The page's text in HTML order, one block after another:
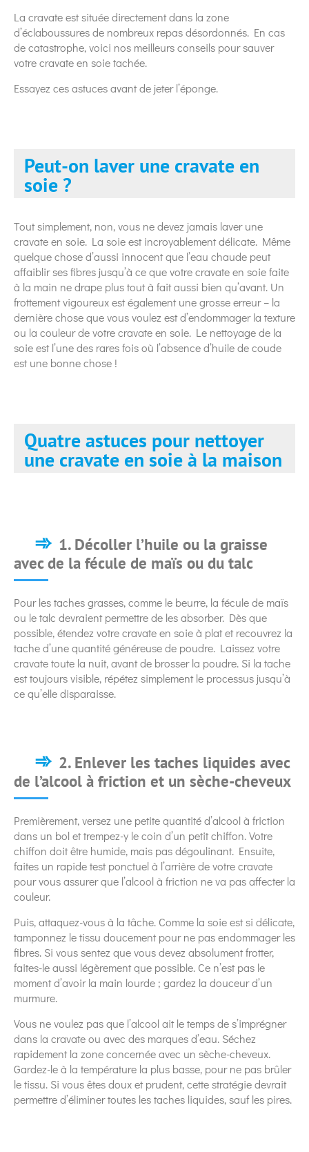
La cravate est située directement dans la zone
d’éclaboussures de nombreux repas désordonnés. En cas
de catastrophe, voici nos meilleurs conseils pour sauver
votre cravate en soie tachée.
Essayez ces astuces avant de jeter l’éponge.
Peut-on laver une cravate en
soie ?
Tout simplement, non, vous ne devez jamais laver une
cravate en soie. La soie est incroyablement délicate. Même
quelque chose d’aussi innocent que l’eau chaude peut
affaiblir ses fibres jusqu’à ce que votre cravate en soie faite
à la main ne drape plus tout à fait aussi bien qu’avant. Un
frottement vigoureux est également une grosse erreur – la
dernière chose que vous voulez est d’endommager la texture
ou la couleur de votre cravate en soie. Le nettoyage de la
soie est l’une des rares fois où l’absence d’huile de coude
est une bonne chose !
Quatre astuces pour nettoyer
une cravate en soie à la maison
1. Décoller l’huile ou la graisse
avec de la fécule de maïs ou du talc
Pour les taches grasses, comme le beurre, la fécule de maïs
ou le talc devraient permettre de les absorber. Dès que
possible, étendez votre cravate en soie à plat et recouvrez la
tache d’une quantité généreuse de poudre. Laissez votre
cravate toute la nuit, avant de brosser la poudre. Si la tache
est toujours visible, répétez simplement le processus jusqu’à
ce qu’elle disparaisse.
2. Enlever les taches liquides avec
de l’alcool à friction et un sèche-cheveux
Premièrement, versez une petite quantité d’alcool à friction
dans un bol et trempez-y le coin d’un petit chiffon. Votre
chiffon doit être humide, mais pas dégoulinant. Ensuite,
faites un rapide test ponctuel à l’arrière de votre cravate
pour vous assurer que l’alcool à friction ne va pas affecter la
couleur.
Puis, attaquez-vous à la tâche. Comme la soie est si délicate,
tamponnez le tissu doucement pour ne pas endommager les
fibres. Si vous sentez que vous devez absolument frotter,
faites-le aussi légèrement que possible. Ce n’est pas le
moment d’avoir la main lourde ; gardez la douceur d’un
murmure.
Vous ne voulez pas que l’alcool ait le temps de s’imprégner
dans la cravate ou avec des marques d’eau. Séchez
rapidement la zone concernée avec un sèche-cheveux.
Gardez-le à la température la plus basse, pour ne pas brûler
le tissu. Si vous êtes doux et prudent, cette stratégie devrait
permettre d’éliminer toutes les taches liquides, sauf les pires.